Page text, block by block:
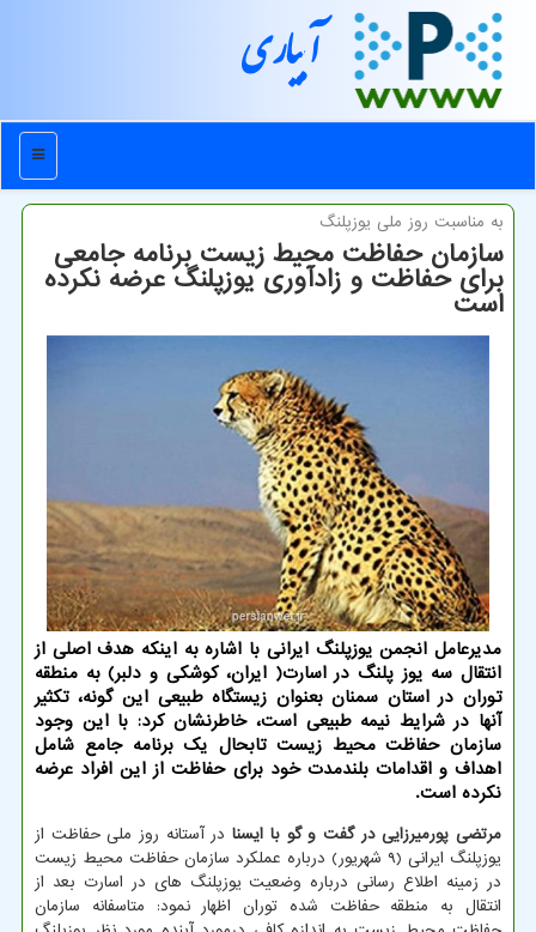
آبیاری
منو
به مناسبت روز ملی یوزپلنگ
سازمان حفاظت محیط زیست برنامه جامعی
برای حفاظت و زادآوری یوزپلنگ عرضه نكرده
است
مدیرعامل انجمن یوزپلنگ ایرانی با اشاره به اینكه هدف اصلی از
انتقال سه یوز پلنگ در اسارت( ایران، كوشكی و دلبر) به منطقه
توران در استان سمنان بعنوان زیستگاه طبیعی این گونه، تكثیر
آنها در شرایط نیمه طبیعی است، خاطرنشان كرد: با این وجود
سازمان حفاظت محیط زیست تابحال یك برنامه جامع شامل
اهداف و اقدامات بلندمدت خود برای حفاظت از این افراد عرضه
نكرده است.
مرتضی پورمیرزایی در گفت و گو با ایسنادر آستانه روز ملی حفاظت از
یوزپلنگ ایرانی (۹ شهریور) درباره عملکرد سازمان حفاظت محیط زیست
در زمینه اطلاع رسانی درباره وضعیت یوزپلنگ های در اسارت بعد از
انتقال به منطقه حفاظت شده توران اظهار نمود: متاسفانه سازمان